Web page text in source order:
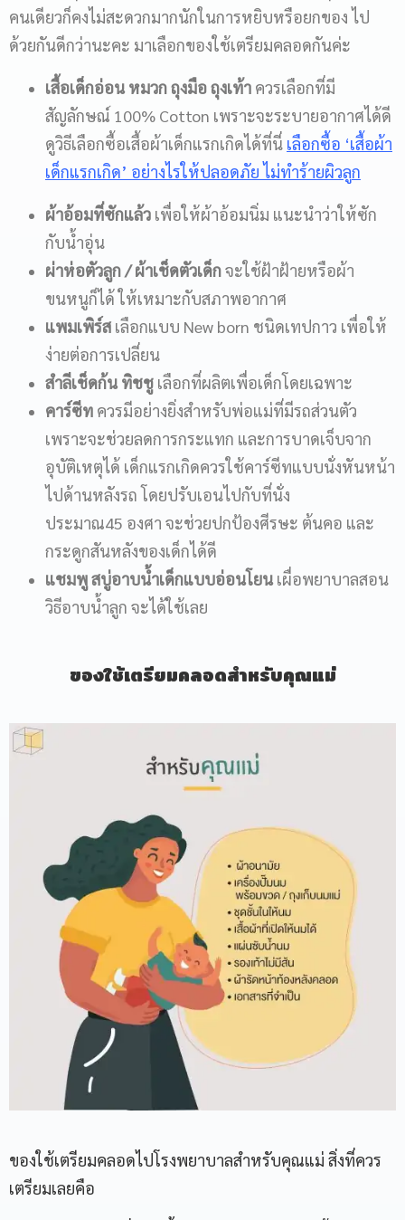
คนเดียวก็คงไม่สะดวกมากนักในการหยิบหรือยกของ ไป
ด้วยกันดีกว่านะคะ มาเลือกของใช้เตรียมคลอดกันค่ะ
เสื้อเด็กอ่อน หมวก ถุงมือ ถุงเท้า ควรเลือกที่มี
สัญลักษณ์ 100% Cotton เพราะจะระบายอากาศได้ดี
ดูวิธีเลือกซื้อเสื้อผ้าเด็กแรกเกิดได้ที่นี่ เลือกซื้อ ‘เสื้อผ้า
เด็กแรกเกิด’ อย่างไรให้ปลอดภัย ไม่ทำร้ายผิวลูก
ผ้าอ้อมที่ซักแล้ว เพื่อให้ผ้าอ้อมนิ่ม แนะนำว่าให้ซัก
กับน้ำอุ่น
ผ่าห่อตัวลูก/ผ้าเช็ดตัวเด็กจะใช้ฝ้าฝ้ายหรือผ้า
ขนหนูก็ได้ ให้เหมาะกับสภาพอากาศ
แพมเพิร์ส เลือกแบบ New born ชนิดเทปกาว เพื่อให้
ง่ายต่อการเปลี่ยน
สำลีเช็ดก้น ทิชชู เลือกที่ผลิตเพื่อเด็กโดยเฉพาะ
คาร์ซีท ควรมีอย่างยิ่งสำหรับพ่อแม่ที่มีรถส่วนตัว
เพราะจะช่วยลดการกระแทก และการบาดเจ็บจาก
อุบัติเหตุได้ เด็กแรกเกิดควรใช้คาร์ซีทแบบนั่งหันหน้า
ไปด้านหลังรถ โดยปรับเอนไปกับที่นั่ง
ประมาณ45 องศา จะช่วยปกป้องศีรษะ ต้นคอ และ
กระดูกสันหลังของเด็กได้ดี
แชมพู สบู่อาบน้ำเด็กแบบอ่อนโยนเผื่อพยาบาลสอน
วิธีอาบน้ำลูก จะได้ใช้เลย
ของใช้เตรียมคลอดสำหรับคุณแม่
ของใช้เตรียมคลอดไปโรงพยาบาลสำหรับคุณแม่ สิ่งที่ควร
เตรียมเลยคือ